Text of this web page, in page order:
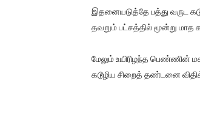
இளையராஜா
32 CM
இதனையடுத்தே பத்து வருட
தவறும் பட்சத்தில் மூன்று மாத
மேலும் உயிரிழந்த பெண்ணின்
கடூழிய சிறைத் தண்டனை